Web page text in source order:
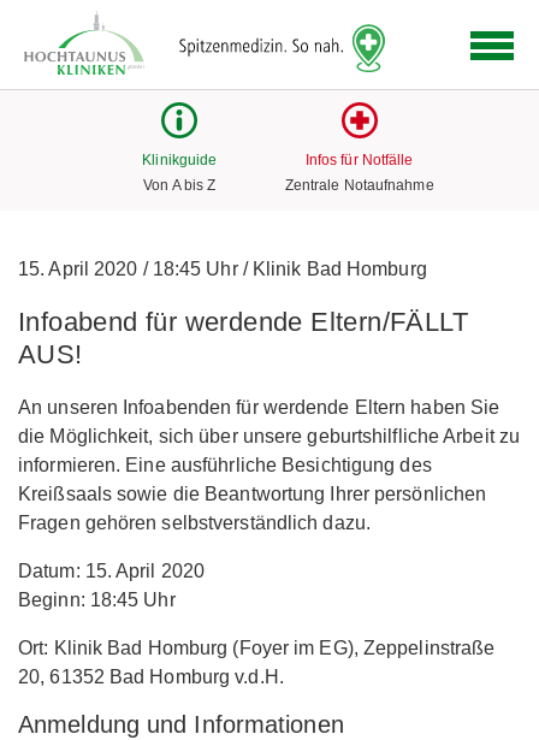
Link
zur
Klinikguide
Von A bis Z
Infos für Notfälle
Zentrale Notaufnahme
15. April 2020 /18:45 Uhr /Klinik Bad Homburg
Infoabend für werdende Eltern/FÄLLT
AUS!
An unseren Infoabenden für werdende Eltern haben Sie
die Möglichkeit, sich über unsere geburtshilfliche Arbeit zu
informieren. Eine ausführliche Besichtigung des
Kreißsaals sowie die Beantwortung Ihrer persönlichen
Fragen gehören selbstverständlich dazu.
Datum: 15. April 2020
Beginn: 18:45 Uhr
Ort: Klinik Bad Homburg (Foyer im EG), Zeppelinstraße
20, 61352 Bad Homburg v.d.H.
Anmeldung und Informationen